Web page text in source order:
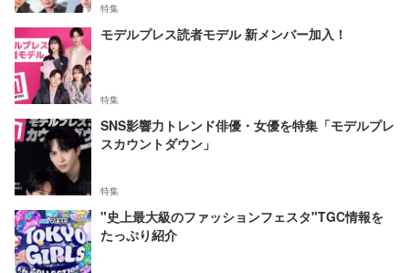
特集
モデルプレス読者モデル 新メンバー加入！
特集
SNS影響力トレンド俳優・女優を特集「モデルプレ
スカウントダウン」
特集
"史上最大級のファッションフェスタ"TGC情報を
たっぷり紹介